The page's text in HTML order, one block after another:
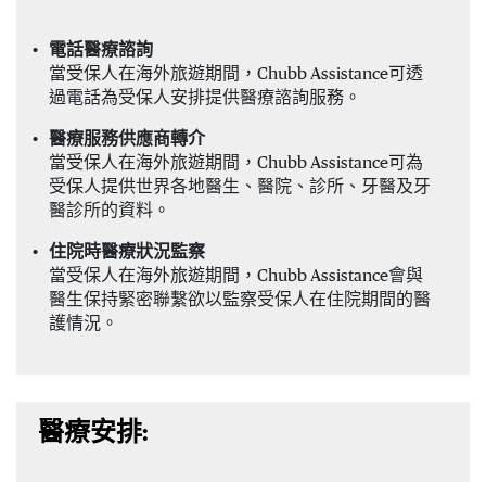
電話醫療諮詢
當受保人在海外旅遊期間，Chubb Assistance可透
過電話為受保人安排提供醫療諮詢服務。
醫療服務供應商轉介
當受保人在海外旅遊期間，Chubb Assistance可為
受保人提供世界各地醫生、醫院、診所、牙醫及牙
醫診所的資料。
住院時醫療狀況監察
當受保人在海外旅遊期間，Chubb Assistance會與
醫生保持緊密聯繫欲以監察受保人在住院期間的醫
護情況。
醫療安排: